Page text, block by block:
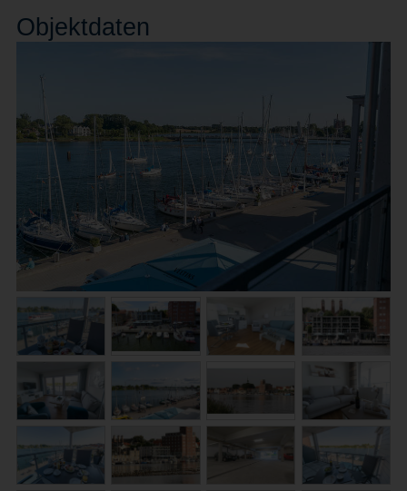
Objektdaten